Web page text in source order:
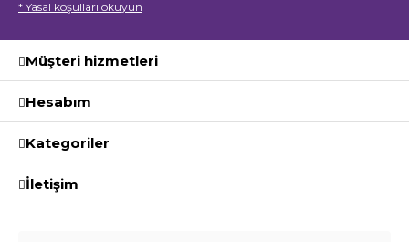
* Yasal koşulları okuyun
Müşteri hizmetleri
Hesabım
Kategoriler
İletişim